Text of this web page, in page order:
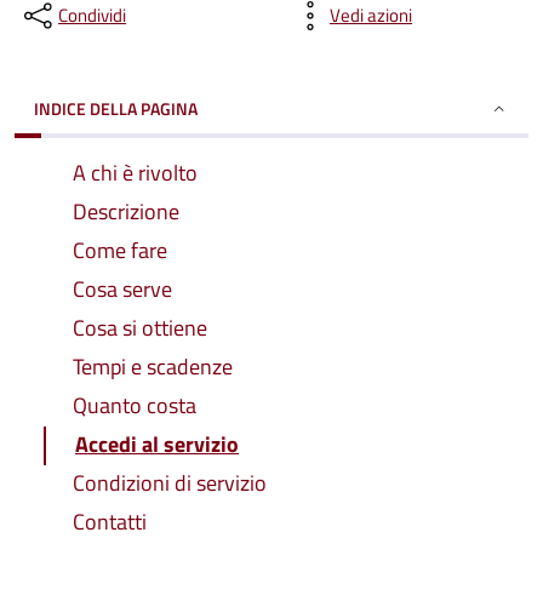
Condividi Vedi azioni
INDICE DELLA PAGINA
A chi è rivolto
Descrizione
Come fare
Cosa serve
Cosa si ottiene
Tempi e scadenze
Quanto costa
Accedi al servizio
Condizioni di servizio
Contatti